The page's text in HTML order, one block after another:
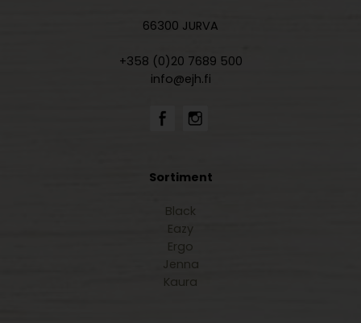
66300 JURVA
+358 (0)20 7689 500
info@ejh.fi
Sortiment
Black
Eazy
Ergo
Jenna
Kaura